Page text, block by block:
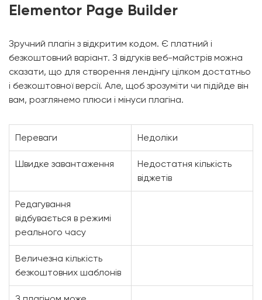
Elementor Page Builder
Зручний плагін з відкритим кодом. Є платний і
безкоштовний варіант. З відгуків веб-майстрів можна
сказати, що для створення лендінгу цілком достатньо
і безкоштовної версії. Але, щоб зрозуміти чи підійде він
вам, розглянемо плюси і мінуси плагіна.
Переваги Недоліки
Швидке завантаження
Недостатня кількість
віджетів
Редагування
відбувається в режимі
реального часу
Величезна кількість
безкоштовних шаблонів